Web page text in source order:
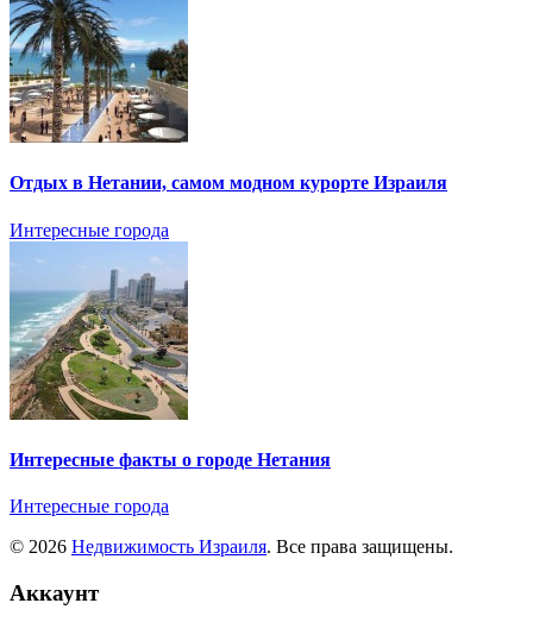
Отдых в Нетании, самом модном курорте Израиля
Интересные города
Интересные факты о городе Нетания
Интересные города
© 2026 Недвижимость Израиля. Все права защищены.
Аккаунт